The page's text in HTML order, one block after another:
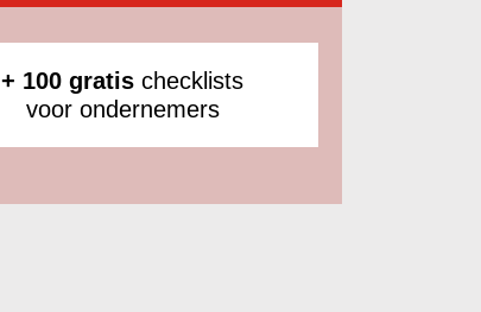
+ 100 gratis checklists
voor ondernemers